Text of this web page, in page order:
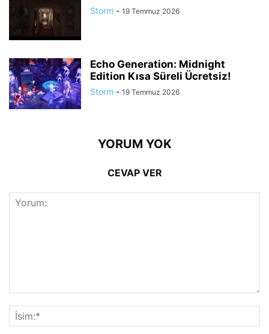
Storm - 19 Temmuz 2026
Echo Generation: Midnight
Edition Kısa Süreli Ücretsiz!
Storm - 19 Temmuz 2026
YORUM YOK
CEVAP VER